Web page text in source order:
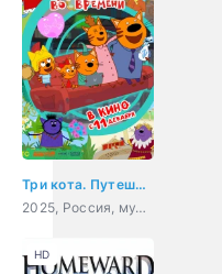
Три кота. Путешествие во времени
2025, Россия, мультфильм, детский
HD